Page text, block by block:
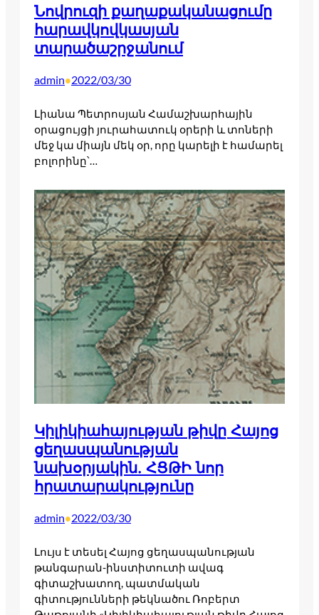
Նովրուզի քաղաքականացումը
հարավկովկասյան
տարածաշրջանում
admin•2022/03/30
Լիանա Պետրոսյան Համաշխարհային
օրացույցի յուրահատուկ օրերի և տոների
մեջ կա միայն մեկ օր, որը կարելի է համարել
բոլորինը՝…
Կիլիկիահայության թիվը Հայոց
ցեղասպանության
նախօրյակին. ՀՑԹԻ նոր
հրատարակությունը
admin•2022/03/30
Լույս է տեսել Հայոց ցեղասպանության
թանգարան-ինստիտուտի ավագ
գիտաշխատող, պատմական
գիտությունների թեկնածու Ռոբերտ